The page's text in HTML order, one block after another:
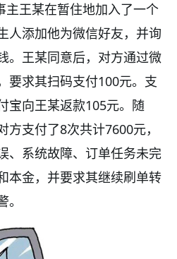
王某在暂住地加入了一个
人添加他为微信好友，并询
。王某同意后，对方通过微
要求其扫码支付100元。支
宝向王某返款105元。随
支付了8次共计7600元，
、系统故障、订单任务未完
本金，并要求其继续刷单转